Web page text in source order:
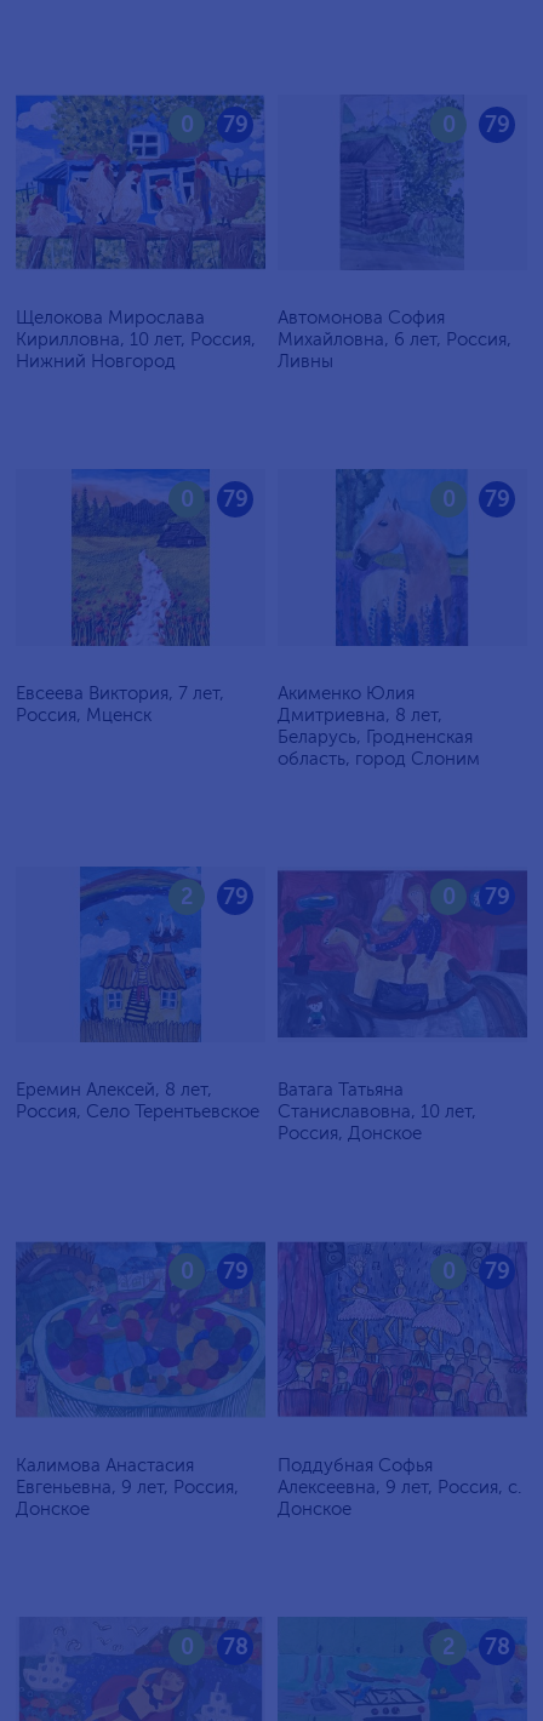
79
0
Щелокова Мирослава
Кирилловна, 10 лет, Россия,
Нижний Новгород
79
0
Автомонова София
Михайловна, 6 лет, Россия,
Ливны
79
0
Евсеева Виктория, 7 лет,
Россия, Мценск
79
0
Акименко Юлия
Дмитриевна, 8 лет,
Беларусь, Гродненская
область, город Слоним
79
2
Еремин Алексей, 8 лет,
Россия, Село Терентьевское
79
0
Ватага Татьяна
Станиславовна, 10 лет,
Россия, Донское
79
0
Калимова Анастасия
Евгеньевна, 9 лет, Россия,
Донское
79
0
Поддубная Софья
Алексеевна, 9 лет, Россия, с.
Донское
78
0 78
2